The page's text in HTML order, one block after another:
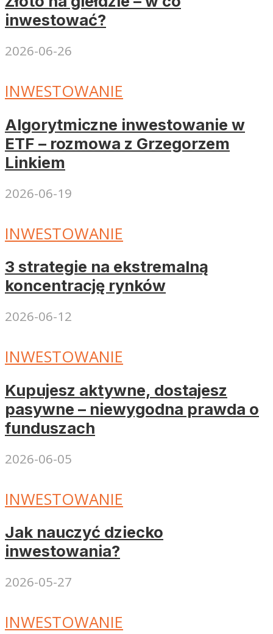
inwestować?
2026-06-26
INWESTOWANIE
Algorytmiczne inwestowanie w
ETF – rozmowa z Grzegorzem
Linkiem
2026-06-19
INWESTOWANIE
3 strategie na ekstremalną
koncentrację rynków
2026-06-12
INWESTOWANIE
Kupujesz aktywne, dostajesz
pasywne – niewygodna prawda o
funduszach
2026-06-05
INWESTOWANIE
Jak nauczyć dziecko
inwestowania?
2026-05-27
INWESTOWANIE